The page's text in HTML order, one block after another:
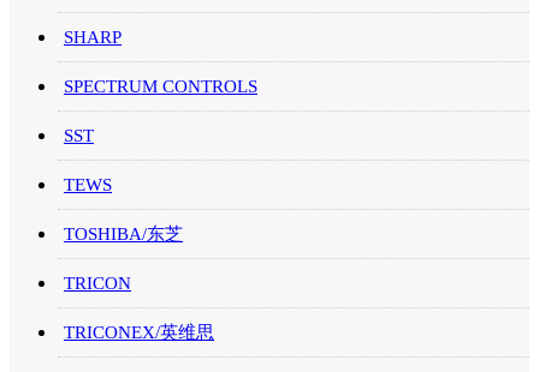
SHARP
SPECTRUM CONTROLS
SST
TEWS
TOSHIBA/东芝
TRICON
TRICONEX/英维思